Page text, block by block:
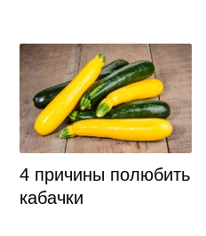
4 причины полюбить
кабачки